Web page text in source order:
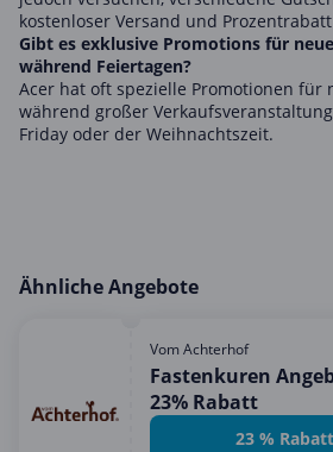
kostenloser Versand und
Gibt es exklusive Promotions für
während Feiertagen?
Acer hat oft spezielle Promotionen für
während großer
Friday oder der Weihnachtszeit.
Ähnliche Angebote
Vom Achterhof
Fastenkuren
23% Rabatt
23 %